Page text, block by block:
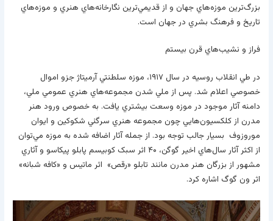
بزرگ‌ترين موزه‌هاي جهان و از قديمي‌ترين نگارخانه‌هاي هنري و موزه‌هاي
تاريخ و فرهنگ بشري در جهان است.
فراز و نشيب‌هاي قرن بيستم
در طي انقلاب روسيه در سال ۱۹۱۷، موزه سلطنتي آرميتاژ جزو اموال
خصوصي اعلام شد. پس از ملي شدن مجموعه‌هاي هنري عمومي ملي،
دامنه آثار موجود در موزه وسعت بيشتري يافت. به خصوص ورود هنر
مدرن از کلکسيون‌هايي چون مجموعه هنري سرگئي شکوکين و ايوان
موروزوف بسيار جالب توجه بود. از جمله آثار اضافه شده به موزه مي‌توان
از اکثر آثار سال‌هاي اخير گوگن، ۴۰ اثر سبک کوبيسم پابلو پيکاسو و آثاري
مشهور از بزرگان هنر مدرن مانند تابلو «رقص» اثر ماتيس و «کافه شبانه»
اثر ون گوگ اشاره کرد.